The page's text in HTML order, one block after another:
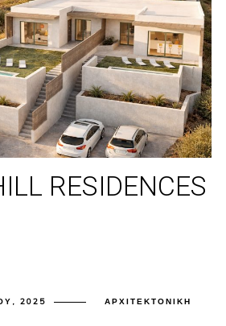
RESIDENCES
2025 ΑΡΧΙΤΕΚΤΟΝΙΚΉ